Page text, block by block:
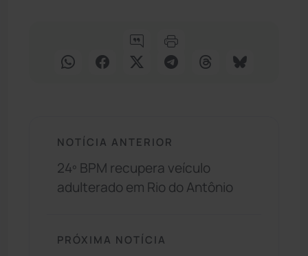
NOTÍCIA ANTERIOR
24º BPM recupera veículo
adulterado em Rio do Antônio
PRÓXIMA NOTÍCIA